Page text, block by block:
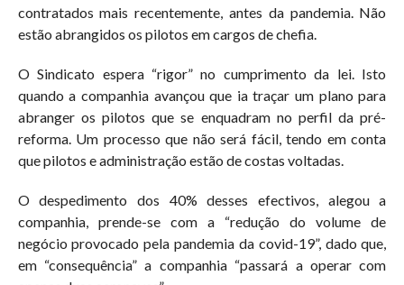
contratados mais recentemente, antes da pandemia. Não
estão abrangidos os pilotos em cargos de chefia.
O Sindicato espera “rigor” no cumprimento da lei. Isto
quando a companhia avançou que ia traçar um plano para
abranger os pilotos que se enquadram no perfil da pré-
reforma. Um processo que não será fácil, tendo em conta
que pilotos e administração estão de costas voltadas.
O despedimento dos 40% desses efectivos, alegou a
companhia, prende-se com a “redução do volume de
negócio provocado pela pandemia da covid-19”, dado que,
em “consequência” a companhia “passará a operar com